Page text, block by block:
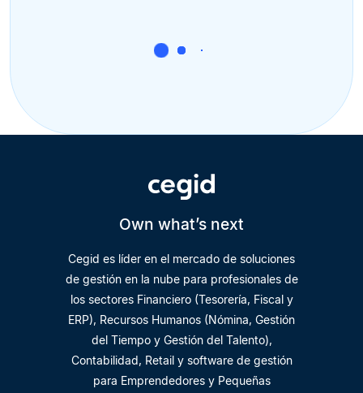
Own what’s next
Cegid es líder en el mercado de soluciones
de gestión en la nube para profesionales de
los sectores Financiero (Tesorería, Fiscal y
ERP), Recursos Humanos (Nómina, Gestión
del Tiempo y Gestión del Talento),
Contabilidad, Retail y software de gestión
para Emprendedores y Pequeñas